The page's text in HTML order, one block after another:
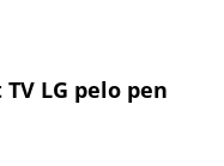
LG pelo pen